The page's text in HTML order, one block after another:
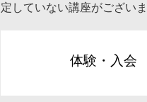
定していない講座がございま
体験・入会